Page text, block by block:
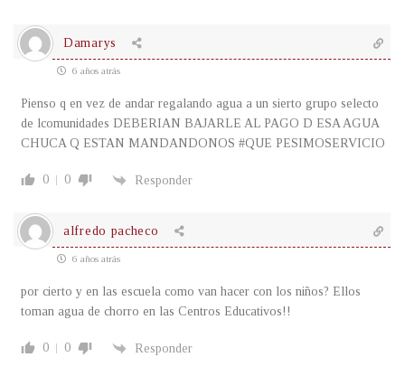
Damarys
6 años atrás
Pienso q en vez de andar regalando agua a un sierto grupo selecto
de lcomunidades DEBERIAN BAJARLE AL PAGO D ESA AGUA
CHUCA Q ESTAN MANDANDONOS #QUE PESIMOSERVICIO
0 0 Responder
alfredo pacheco
6 años atrás
por cierto y en las escuela como van hacer con los niños? Ellos
toman agua de chorro en las Centros Educativos!!
0 0 Responder